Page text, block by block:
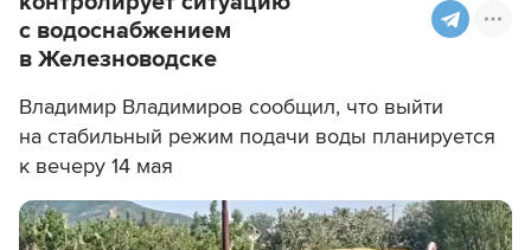
с водоснабжением
в Железноводске
Владимир Владимиров сообщил, что выйти
на стабильный режим подачи воды планируется
к вечеру 14 мая